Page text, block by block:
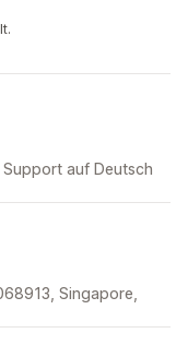
auf Deutsch
Singapore,